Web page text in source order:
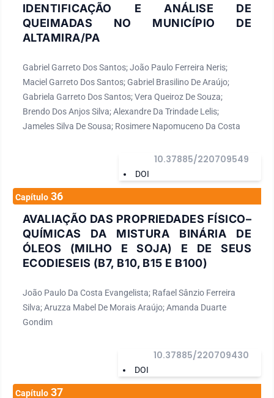
IDENTIFICAÇÃO E ANÁLISE DE
QUEIMADAS NO MUNICÍPIO DE
ALTAMIRA/PA
Gabriel Garreto Dos Santos; João Paulo Ferreira Neris;
Maciel Garreto Dos Santos; Gabriel Brasilino De Araújo;
Gabriela Garreto Dos Santos; Vera Queiroz De Souza;
Brendo Dos Anjos Silva; Alexandre Da Trindade Lelis;
Jameles Silva De Sousa; Rosimere Napomuceno Da Costa
DOI
10.37885/220709549
Capítulo 36
AVALIAÇÃO DAS PROPRIEDADES FÍSICO–
QUÍMICAS DA MISTURA BINÁRIA DE
ÓLEOS (MILHO E SOJA) E DE SEUS
ECODIESEIS (B7, B10, B15 E B100)
João Paulo Da Costa Evangelista; Rafael Sânzio Ferreira
Silva; Aruzza Mabel De Morais Araújo; Amanda Duarte
Gondim
DOI
10.37885/220709430
Capítulo 37